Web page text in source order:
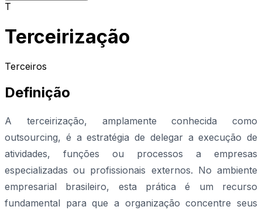
T
Terceirização
Terceiros
Definição
A terceirização, amplamente conhecida como
outsourcing, é a estratégia de delegar a execução de
atividades, funções ou processos a empresas
especializadas ou profissionais externos. No ambiente
empresarial brasileiro, esta prática é um recurso
fundamental para que a organização concentre seus